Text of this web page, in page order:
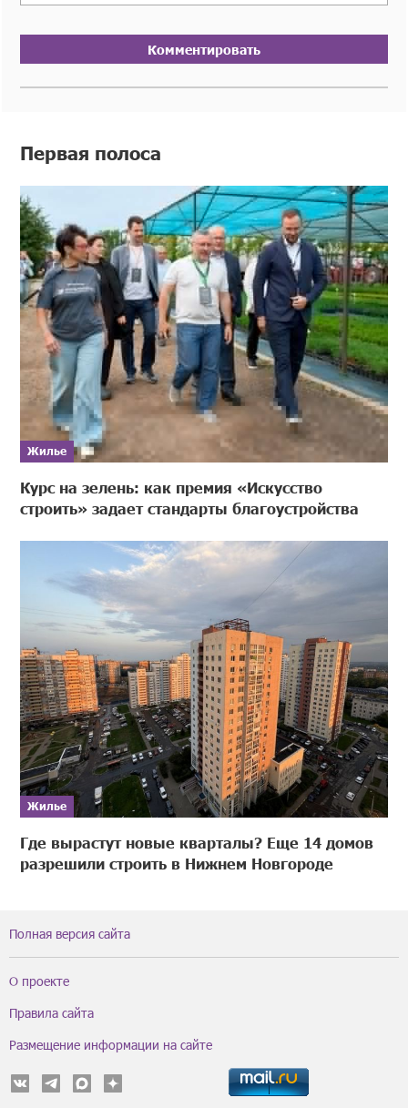
Комментировать
Первая полоса
Жилье
Курс на зелень: как премия «Искусство
строить» задает стандарты благоустройства
Жилье
Где вырастут новые кварталы? Еще 14 домов
разрешили строить в Нижнем Новгороде
Полная версия сайта
О проекте
Правила сайта
Размещение информации на сайте